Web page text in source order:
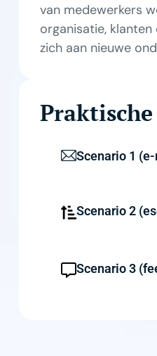
van medewerkers
organisatie,
zich aan nieuwe
Scenario 1
Scenario 2
Scenario 3